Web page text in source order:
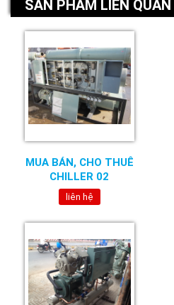
SẢN PHẨM LIÊN QUAN
MUA BÁN, CHO THUÊ
CHILLER 02
liên hệ